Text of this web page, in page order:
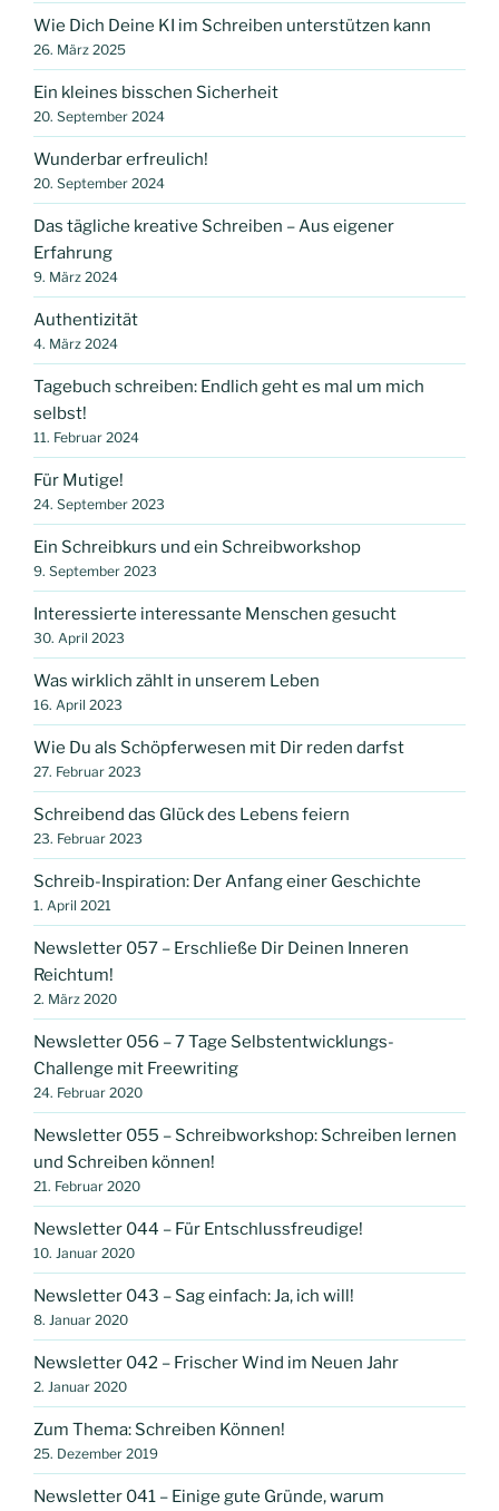
Wie Dich Deine KI im Schreiben unterstützen kann
26. März 2025
Ein kleines bisschen Sicherheit
20. September 2024
Wunderbar erfreulich!
20. September 2024
Das tägliche kreative Schreiben – Aus eigener
Erfahrung
9. März 2024
Authentizität
4. März 2024
Tagebuch schreiben: Endlich geht es mal um mich
selbst!
11. Februar 2024
Für Mutige!
24. September 2023
Ein Schreibkurs und ein Schreibworkshop
9. September 2023
Interessierte interessante Menschen gesucht
30. April 2023
Was wirklich zählt in unserem Leben
16. April 2023
Wie Du als Schöpferwesen mit Dir reden darfst
27. Februar 2023
Schreibend das Glück des Lebens feiern
23. Februar 2023
Schreib-Inspiration: Der Anfang einer Geschichte
1. April 2021
Newsletter 057 – Erschließe Dir Deinen Inneren
Reichtum!
2. März 2020
Newsletter 056 – 7 Tage Selbstentwicklungs-
Challenge mit Freewriting
24. Februar 2020
Newsletter 055 – Schreibworkshop: Schreiben lernen
und Schreiben können!
21. Februar 2020
Newsletter 044 – Für Entschlussfreudige!
10. Januar 2020
Newsletter 043 – Sag einfach: Ja, ich will!
8. Januar 2020
Newsletter 042 – Frischer Wind im Neuen Jahr
2. Januar 2020
Zum Thema: Schreiben Können!
25. Dezember 2019
Newsletter 041 – Einige gute Gründe, warum